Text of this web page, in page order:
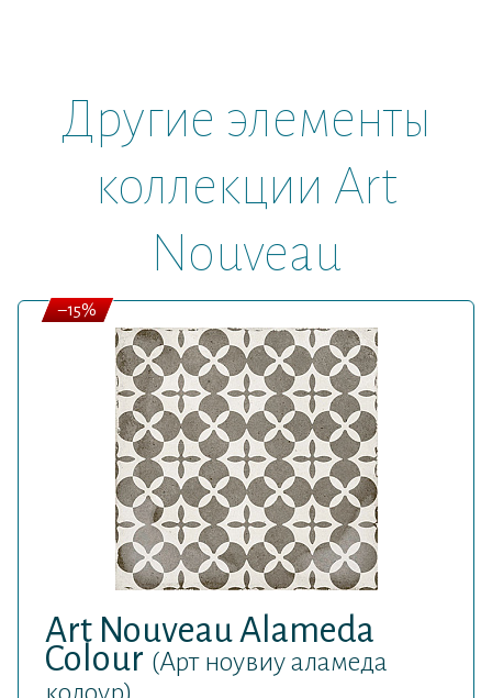
Другие элементы
коллекции Art
Nouveau
Art Nouveau Alameda
Colour (Арт ноувиу аламеда
колоур)
–15%